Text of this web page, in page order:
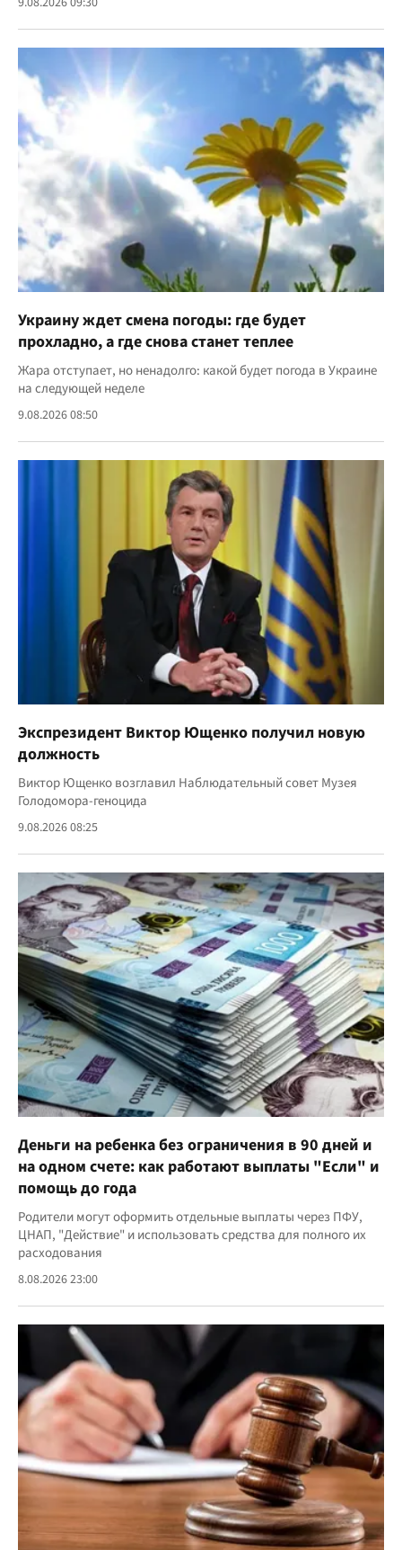
Украину ждет смена погоды: где будет
прохладно, а где снова станет теплее
Жара отступает, но ненадолго: какой будет погода в Украине
на следующей неделе
9.08.2026 08:50
Экспрезидент Виктор Ющенко получил новую
должность
Виктор Ющенко возглавил Наблюдательный совет Музея
Голодомора-геноцида
9.08.2026 08:25
Деньги на ребенка без ограничения в 90 дней и
на одном счете: как работают выплаты "Если" и
помощь до года
Родители могут оформить отдельные выплаты через ПФУ,
ЦНАП, "Действие" и использовать средства для полного их
расходования
8.08.2026 23:00